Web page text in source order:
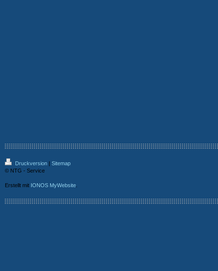
Druckversion | Sitemap
© NTG - Service
Erstellt mit IONOS MyWebsite